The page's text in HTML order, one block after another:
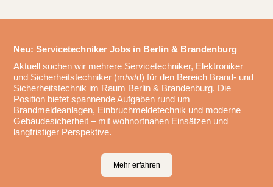
Neu: Servicetechniker Jobs in Berlin & Brandenburg
Aktuell suchen wir mehrere Servicetechniker, Elektroniker
und Sicherheitstechniker (m/w/d) für den Bereich Brand- und
Sicherheitstechnik im Raum Berlin & Brandenburg. Die
Position bietet spannende Aufgaben rund um
Brandmeldeanlagen, Einbruchmeldetechnik und moderne
Gebäudesicherheit – mit wohnortnahen Einsätzen und
langfristiger Perspektive.
Mehr erfahren